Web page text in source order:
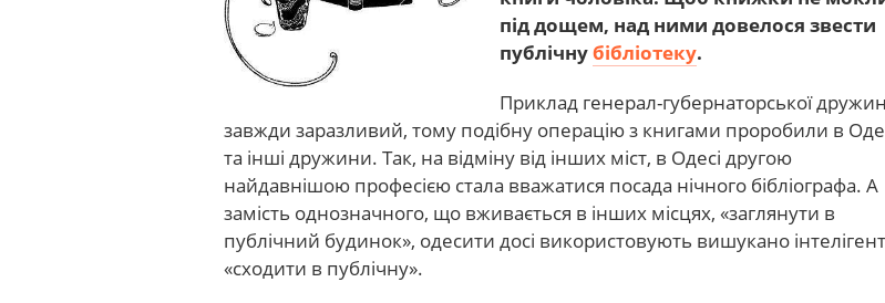
під дощем, над ними довелося звести
публічнубібліотеку.
Приклад генерал-губернаторської
завжди заразливий, тому подібну операцію з книгами проробили в
та інші дружини. Так, на відміну від інших міст, в Одесі другою
найдавнішою професією стала вважатися посада нічного бібліографа. А
замість однозначного, що вживається в інших місцях, «заглянути в
публічний будинок», одесити досі використовують вишукано
«сходити в публічну».